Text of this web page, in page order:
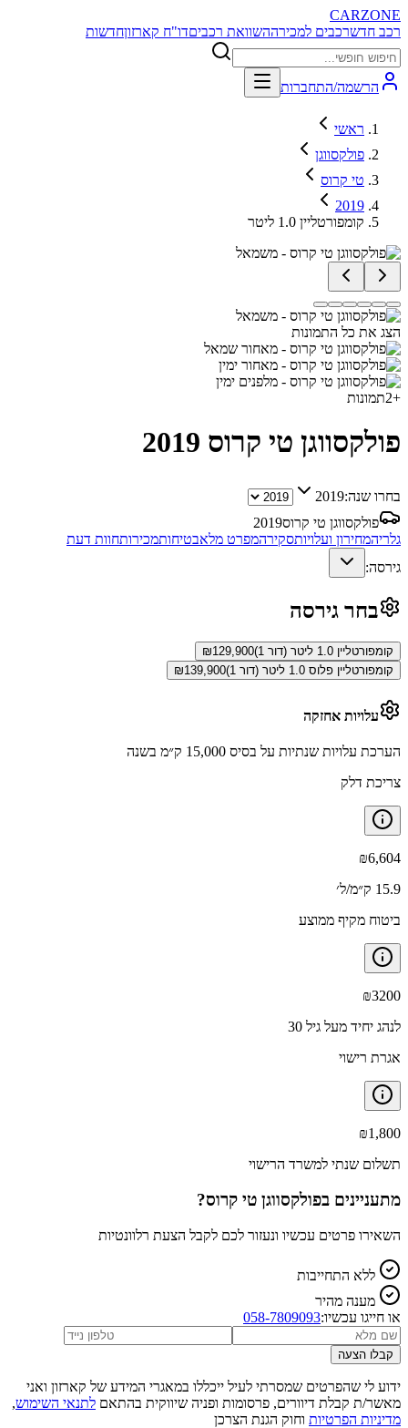
CARZONE
רכב חדשרכבים למכירההשוואת רכביםדו"ח קארזוןחדשות
הרשמה/התחברות
ראשי
פולקסווגן
טי קרוס
2019
קומפורטליין 1.0 ליטר
הצג את כל התמונות
+
2תמונות
פולקסווגן טי קרוס 2019
בחרו שנה:2019
פולקסווגן טי קרוס2019
גלריהמחירון ועלויותסקירהמפרט מלאבטיחותמכירותחוות דעת
גירסה:
בחר גירסה
קומפורטליין 1.0 ליטר (דור 1) ₪129,900
קומפורטליין פלוס 1.0 ליטר (דור 1)
₪139,900
עלויות אחזקה
הערכת עלויות שנתיות על בסיס 15,000 ק״מ בשנה
צריכת דלק
₪6,604
15.9 ק״מ/ל׳
ביטוח מקיף ממוצע
₪3200
לנהג יחיד מעל גיל 30
אגרת רישוי
₪1,800
תשלום שנתי למשרד הרישוי
מתעניינים בפולקסווגן טי קרוס?
השאירו פרטים עכשיו ונעזור לכם לקבל הצעת רלוונטיות
ללא התחייבות
מענה מהיר
או חייגו עכשיו:058-7809093
קבלו הצעה
ידוע לי שהפרטים שמסרתי לעיל ייכללו במאגרי המידע של קארזון ואני
מאשר/ת קבלת דיוורים, פרסומות ופניה שיווקית בהתאם לתנאי השימוש,
מדיניות הפרטיות וחוק הגנת הצרכן